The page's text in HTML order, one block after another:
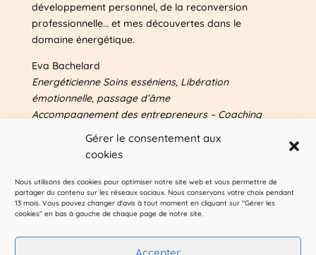
Gérer le consentement aux
cookies
Nous utilisons des cookies pour optimiser notre site web et vous permettre de
partager du contenu sur les réseaux sociaux. Nous conservons votre choix pendant
13 mois. Vous pouvez changer d'avis à tout moment en cliquant sur "Gérer les
cookies" en bas à gauche de chaque page de notre site.
Accepter
développement personnel, de la reconversion
professionnelle… et mes découvertes dans le
domaine énergétique.
Eva Bachelard
Energéticienne Soins esséniens, Libération
émotionnelle, passage d’âme
Accompagnement des entrepreneurs – Coaching
entrepreneuriat : voir A propos
Pour me suivre sur les réseaux sociaux :